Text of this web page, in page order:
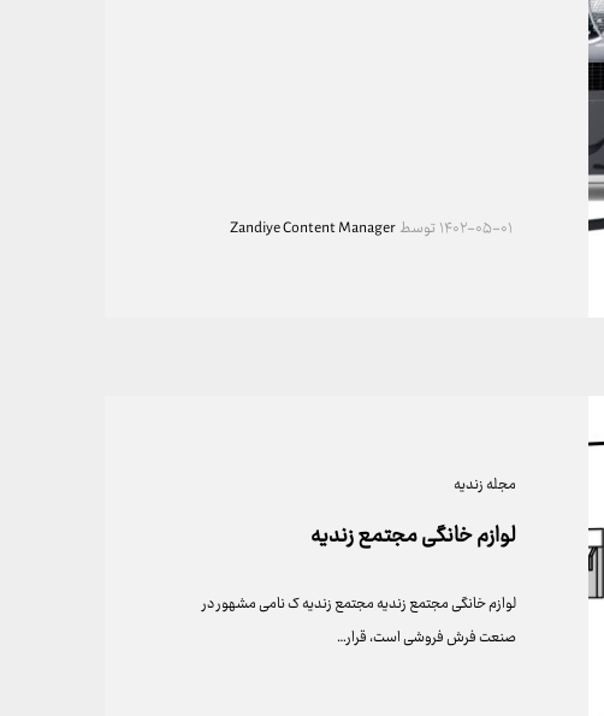
۱۴۰۲-۰۵-۰۱توسطZandiye Content Manager
مجله زندیه
لوازم خانگی مجتمع زندیه
لوازم خانگی مجتمع زندیه مجتمع زندیه ک نامی مشهور در
صنعت فرش فروشی است، قرار…